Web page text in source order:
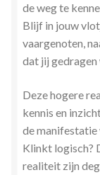
de weg te
Blijf in jouw
vaargenoten,
dat jij
Deze hogere
kennis en
de manifestatie
Klinkt logisch?
realiteit zijn